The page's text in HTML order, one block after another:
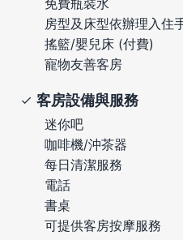
房型及床型依辦理入住
搖籃/嬰兒床 (付費)
寵物友善客房
客房設備與服務
迷你吧
咖啡機/沖茶器
每日清潔服務
電話
書桌
可提供客房按摩服務